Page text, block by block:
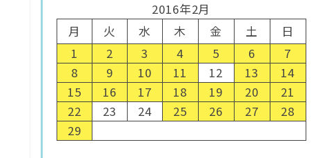
2016年2月
月
火 水 木 金 土
日
1
2 3 4 5 6
7
8
9 10 11 12 13
14
15
16 17 18 19 20
21
22
23 24 25 26 27
28
29